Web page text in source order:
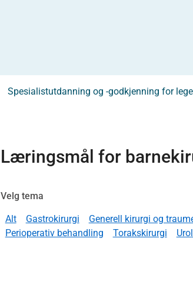
Spesialistutdanning og -godkjenning for
Læringsmål for
Velg tema
Alt Gastrokirurgi Generell kirurgi og
Perioperativ behandling
Torakskirurgi